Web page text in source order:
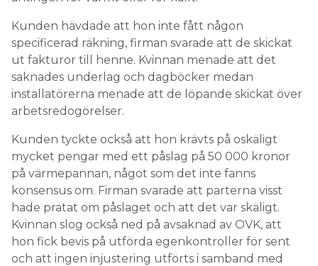
Kunden hävdade att hon inte fått någon
specificerad räkning, firman svarade att de skickat
ut fakturor till henne. Kvinnan menade att det
saknades underlag och dagböcker medan
installatörerna menade att de löpande skickat över
arbetsredogörelser.
Kunden tyckte också att hon krävts på oskäligt
mycket pengar med ett påslag på 50 000 kronor
på värmepannan, något som det inte fanns
konsensus om. Firman svarade att parterna visst
hade pratat om påslaget och att det var skäligt.
Kvinnan slog också ned på avsaknad av OVK, att
hon fick bevis på utförda egenkontroller för sent
och att ingen injustering utförts i samband med